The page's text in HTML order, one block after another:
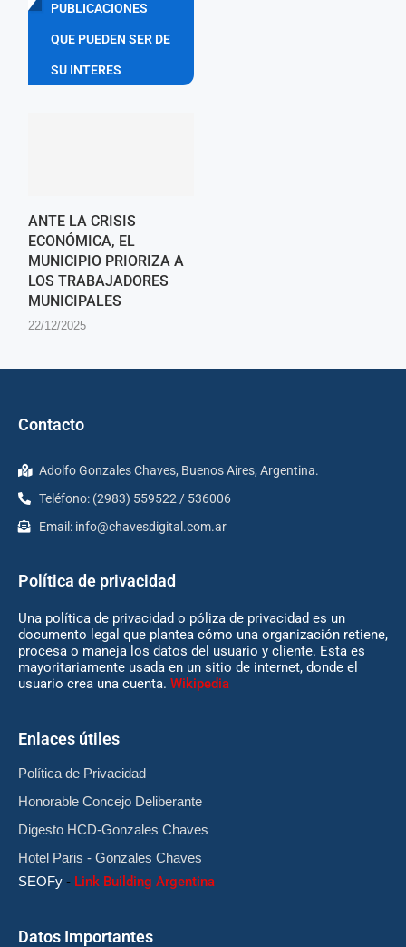
PUBLICACIONES
QUE PUEDEN SER DE
SU INTERES
ANTE LA CRISIS
ECONÓMICA, EL
MUNICIPIO PRIORIZA A
LOS TRABAJADORES
MUNICIPALES
22/12/2025
Contacto
Adolfo Gonzales Chaves, Buenos Aires, Argentina.
Teléfono: (2983) 559522 / 536006
Email: info@chavesdigital.com.ar
Política de privacidad
Una política de privacidad o póliza de privacidad es un
documento legal que plantea cómo una organización retiene,
procesa o maneja los datos del usuario y cliente. Esta es
mayoritariamente usada en un sitio de internet, donde el
usuario crea una cuenta. Wikipedia
Enlaces útiles
Política de Privacidad
Honorable Concejo Deliberante
Digesto HCD-Gonzales Chaves
Hotel Paris - Gonzales Chaves
SEOFy - Link Building Argentina
Datos Importantes